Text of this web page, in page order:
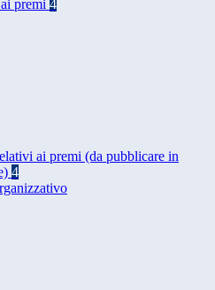
premi 4
ai premi (da pubblicare in
4